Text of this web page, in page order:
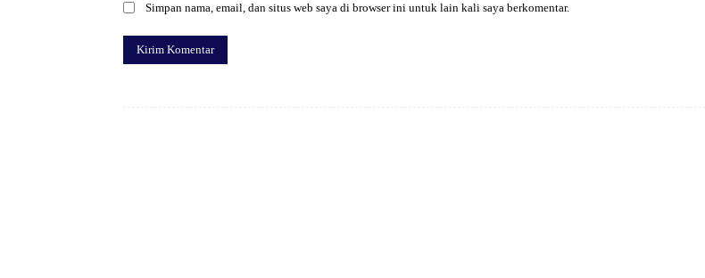
Simpan nama, email, dan situs web saya di browser ini untuk lain kali saya berkomentar.